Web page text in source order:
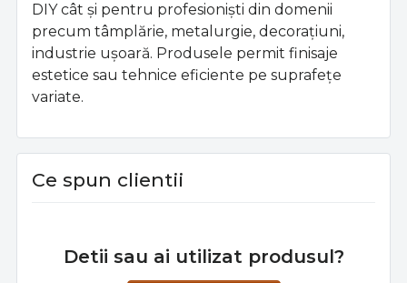
DIY cât şi pentru profesionişti din domenii
precum tâmplărie, metalurgie, decoraţiuni,
industrie uşoară. Produsele permit finisaje
estetice sau tehnice eficiente pe suprafeţe
variate.
Ce spun clientii
Detii sau ai utilizat produsul?